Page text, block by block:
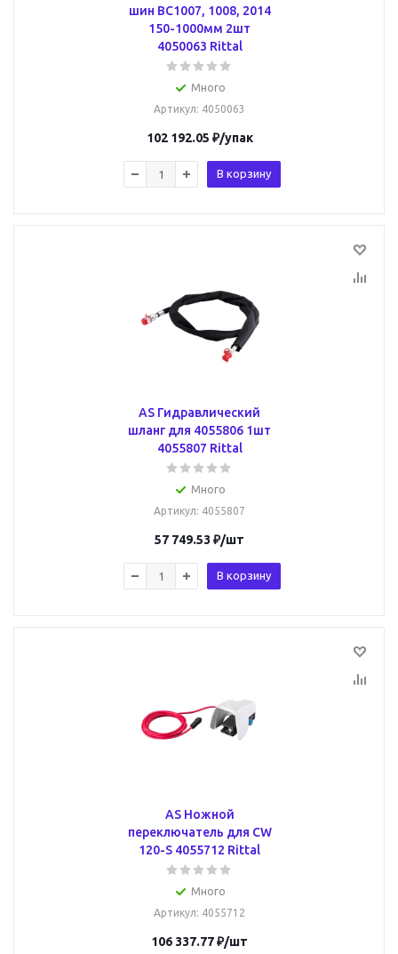
шин BC1007, 1008, 2014
150-1000мм 2шт
4050063 Rittal
Много
Артикул: 4050063
102 192.05 ₽/упак
В корзину
AS Гидравлический
шланг для 4055806 1шт
4055807 Rittal
Много
Артикул: 4055807
57 749.53 ₽/шт
В корзину
AS Ножной
переключатель для CW
120-S 4055712 Rittal
Много
Артикул: 4055712
106 337.77₽/шт